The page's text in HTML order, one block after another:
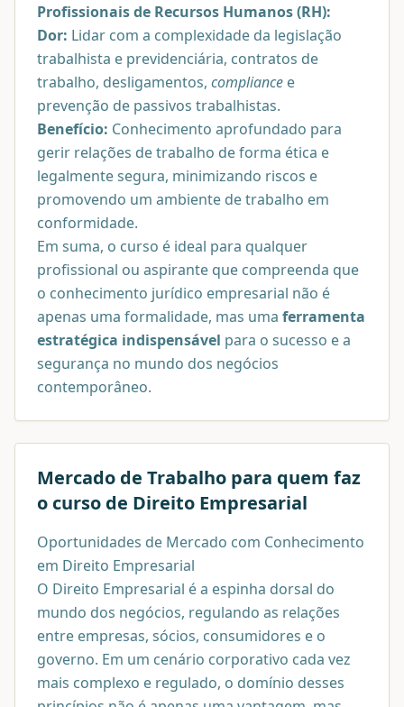
Profissionais de Recursos Humanos (RH):
Dor: Lidar com a complexidade da legislação
trabalhista e previdenciária, contratos de
trabalho, desligamentos, compliance e
prevenção de passivos trabalhistas.
Benefício: Conhecimento aprofundado para
gerir relações de trabalho de forma ética e
legalmente segura, minimizando riscos e
promovendo um ambiente de trabalho em
conformidade.
Em suma, o curso é ideal para qualquer
profissional ou aspirante que compreenda que
o conhecimento jurídico empresarial não é
apenas uma formalidade, mas uma ferramenta
estratégica indispensável para o sucesso e a
segurança no mundo dos negócios
contemporâneo.
Mercado de Trabalho para quem faz
o curso de Direito Empresarial
Oportunidades de Mercado com Conhecimento
em Direito Empresarial
O Direito Empresarial é a espinha dorsal do
mundo dos negócios, regulando as relações
entre empresas, sócios, consumidores e o
governo. Em um cenário corporativo cada vez
mais complexo e regulado, o domínio desses